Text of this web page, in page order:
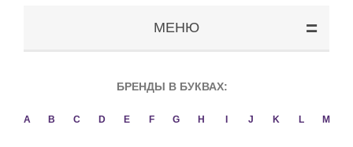
МЕНЮ
БРЕНДЫ В БУКВАХ:
A B C D E F G H J K L M